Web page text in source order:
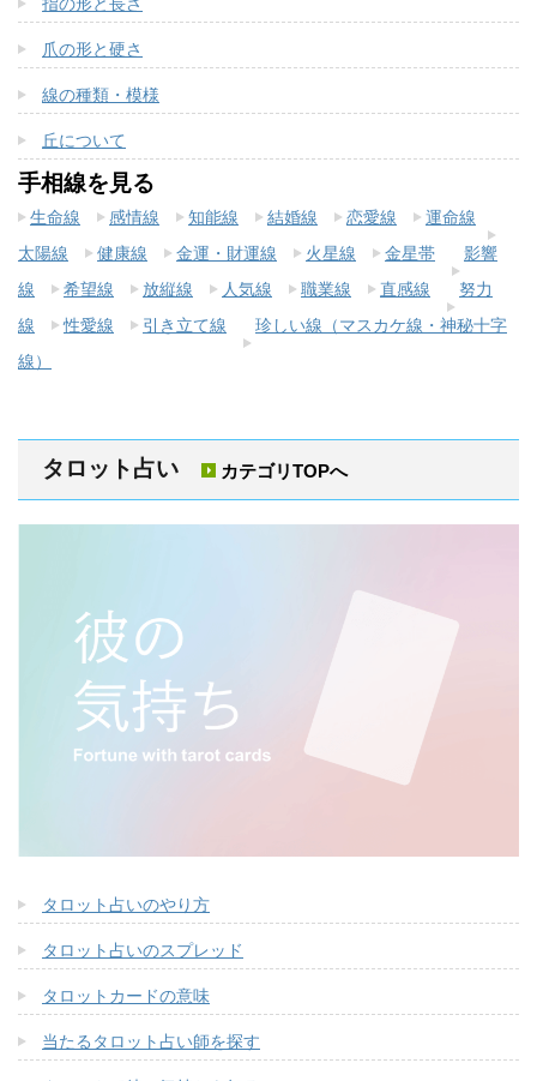
爪の形と硬さ
線の種類・模様
丘について
手相線を見る
生命線 感情線 知能線 結婚線 恋愛線
運命線
太陽線
健康線 金運・財運線 火星線 金星帯
影響
線
希望線 放縦線 人気線 職業線 直感線
努力
線
性愛線 引き立て線
珍しい線（マスカケ線・神秘十字
線）
タロット占い カテゴリTOPへ
タロット占いのやり方
タロット占いのスプレッド
タロットカードの意味
当たるタロット占い師を探す